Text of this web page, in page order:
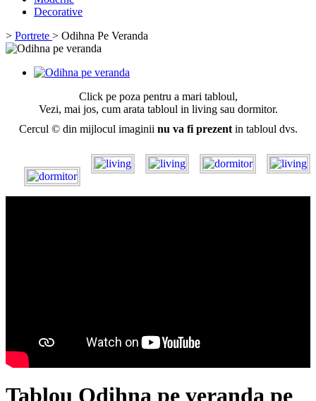
Decorative
> Portrete > Odihna Pe Veranda
Click pe poza pentru a mari tabloul,
Vezi, mai jos, cum arata tabloul in living sau dormitor.
Cercul © din mijlocul imaginii nu va fi prezentin tabloul dvs.
Tablou Odihna pe veranda pe